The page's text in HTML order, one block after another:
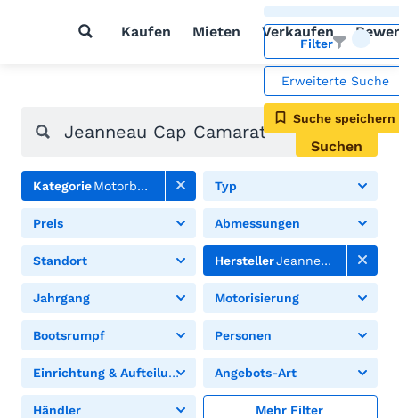
Kaufen Mieten Verkaufen
Filter
Erweiterte Suche
Suche speichern
Suchen
KategorieMotorboote Typ
Preis Abmessungen
Standort HerstellerJeanneau
Jahrgang Motorisierung
Bootsrumpf Personen
Einrichtung & Aufteilung Angebots-Art
Händler Mehr Filter